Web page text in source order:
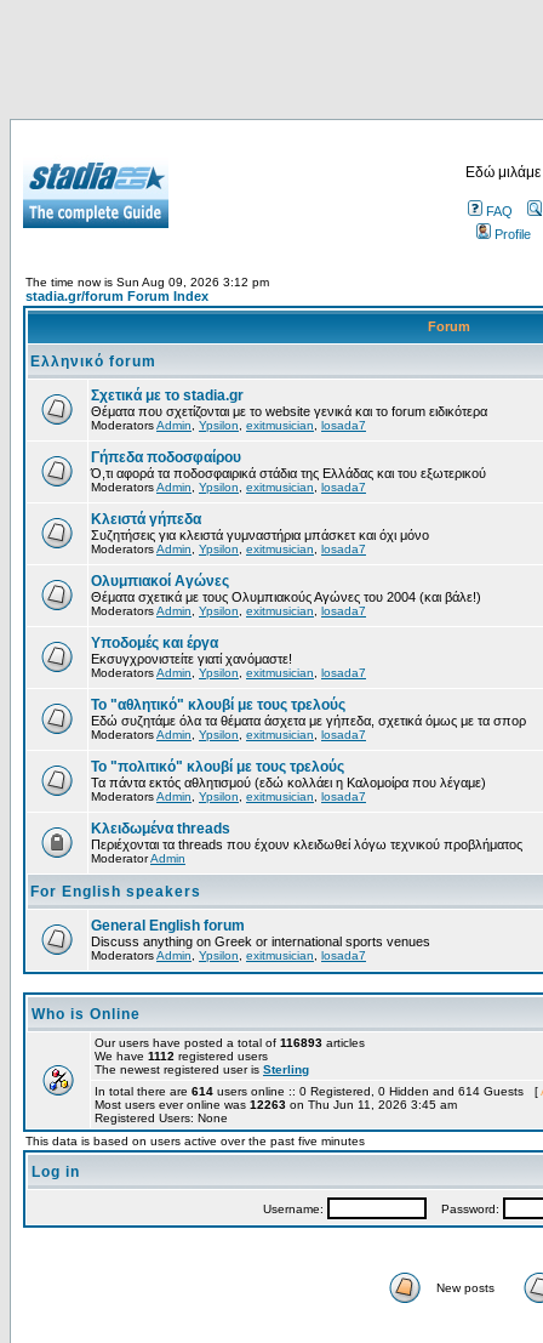
Εδώ
FAQ
Profile
The time now is Sun Aug 09, 2026 3:12 pm
stadia.gr/forum Forum Index
Forum
Ελληνικό forum
Σχετικά με το stadia.gr
Θέματα που σχετίζονται με το website γενικά και το forum ειδικότερα
ModeratorsAdmin Ypsilon exitmusician losada7
Γήπεδα ποδοσφαίρου
Ό,τι αφορά τα ποδοσφαιρικά στάδια της Ελλάδας και του εξωτερικού
ModeratorsAdmin Ypsilon exitmusician losada7
Κλειστά γήπεδα
Συζητήσεις για κλειστά γυμναστήρια μπάσκετ και όχι μόνο
ModeratorsAdmin Ypsilon exitmusician losada7
Ολυμπιακοί Αγώνες
Θέματα σχετικά με τους Ολυμπιακούς Αγώνες του 2004 (και βάλε!)
ModeratorsAdmin Ypsilon exitmusician losada7
Υποδομές και έργα
Εκσυγχρονιστείτε γιατί χανόμαστε!
ModeratorsAdmin Ypsilon exitmusician losada7
Το "αθλητικό" κλουβί με τους τρελούς
Εδώ συζητάμε όλα τα θέματα άσχετα με γήπεδα, σχετικά όμως με τα σπορ
ModeratorsAdmin Ypsilon exitmusician losada7
Το "πολιτικό" κλουβί με τους τρελούς
Τα πάντα εκτός αθλητισμού (εδώ κολλάει η Καλομοίρα που λέγαμε)
ModeratorsAdmin Ypsilon exitmusician losada7
Κλειδωμένα threads
Περιέχονται τα threads που έχουν κλειδωθεί λόγω τεχνικού προβλήματος
ModeratorAdmin
For English speakers
General English forum
Discuss anything on Greek or international sports venues
ModeratorsAdmin Ypsilon exitmusician losada7
Who is Online
Our users have posted a total of 116893 articles
We have 1112 registered users
The newest registered user is Sterling
In total there are 614 users online :: 0 Registered, 0 Hidden and 614 Guests [
Most users ever online was 12263 on Thu Jun 11, 2026 3:45 am
Registered Users: None
This data is based on users active over the past five minutes
Log in
Username: Password:
New posts